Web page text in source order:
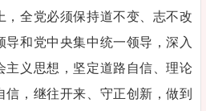
，全党必须保持道不变、志不改
导和党中央集中统一领导，深入
主义思想，坚定道路自信、理论
信，继往开来、守正创新，做到